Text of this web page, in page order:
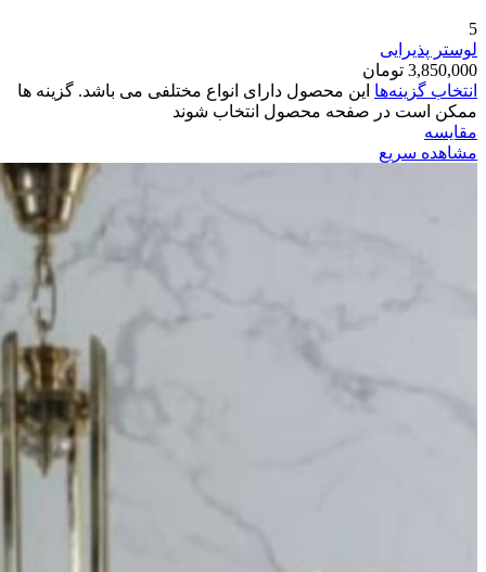
5
لوستر پذیرایی
3,850,000 تومان
انتخاب گزینه‌ها این محصول دارای انواع مختلفی می باشد. گزینه ها
ممکن است در صفحه محصول انتخاب شوند
مقایسه
مشاهده سریع